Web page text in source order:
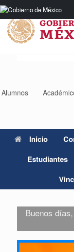
Nota:
este
sitio
web
incluye
Saltar
al
contenido
Alumnos
Inicio
Estudiantes
Buenos